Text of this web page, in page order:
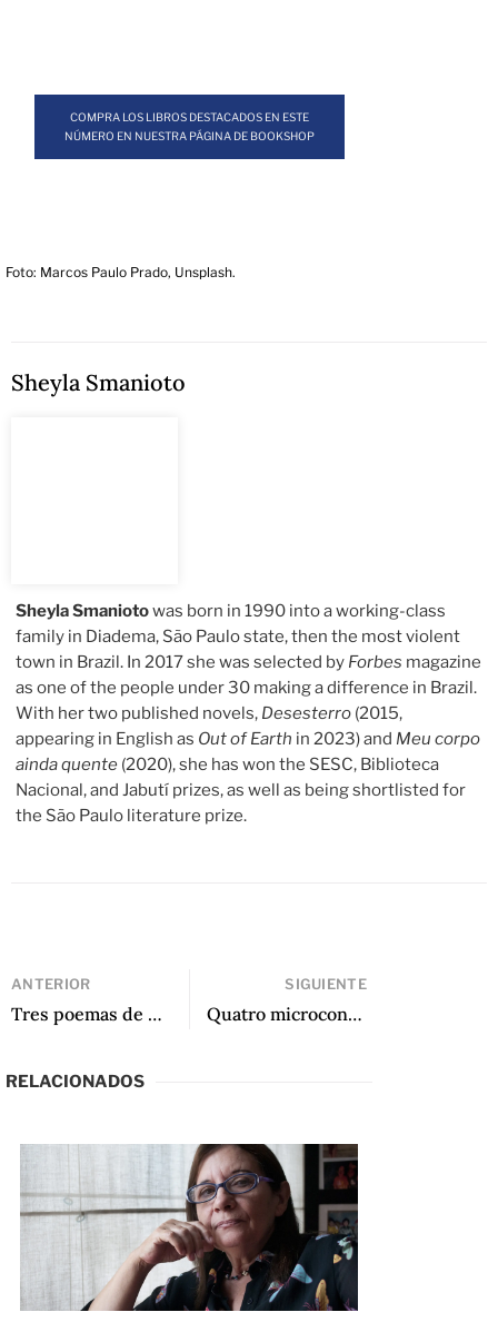
COMPRA LOS LIBROS DESTACADOS EN ESTE
NÚMERO EN NUESTRA PÁGINA DE BOOKSHOP
Foto: Marcos Paulo Prado, Unsplash.
Sheyla Smanioto
Sheyla Smaniotowas born in 1990 into a working-class
family in Diadema, São Paulo state, then the most violent
town in Brazil. In 2017 she was selected by Forbes magazine
as one of the people under 30 making a difference in Brazil.
With her two published novels, Desesterro (2015,
appearing in English as Out of Earth in 2023) and Meu corpo
ainda quente (2020), she has won the SESC, Biblioteca
Nacional, and Jabutí prizes, as well as being shortlisted for
the São Paulo literature prize.
ANTERIOR
Tres poemas de Eu sou macuxi e outras histórias
SIGUIENTE
Quatro microcontos
RELACIONADOS